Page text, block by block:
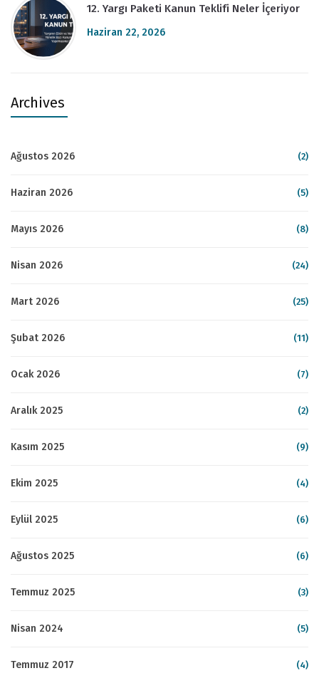
12. Yargı Paketi Kanun Teklifi Neler İçeriyor
Haziran 22, 2026
Archives
Ağustos 2026 (2)
Haziran 2026 (5)
Mayıs 2026 (8)
Nisan 2026 (24)
Mart 2026 (25)
Şubat 2026 (11)
Ocak 2026 (7)
Aralık 2025 (2)
Kasım 2025 (9)
Ekim 2025 (4)
Eylül 2025 (6)
Ağustos 2025 (6)
Temmuz 2025 (3)
Nisan 2024 (5)
Temmuz 2017 (4)